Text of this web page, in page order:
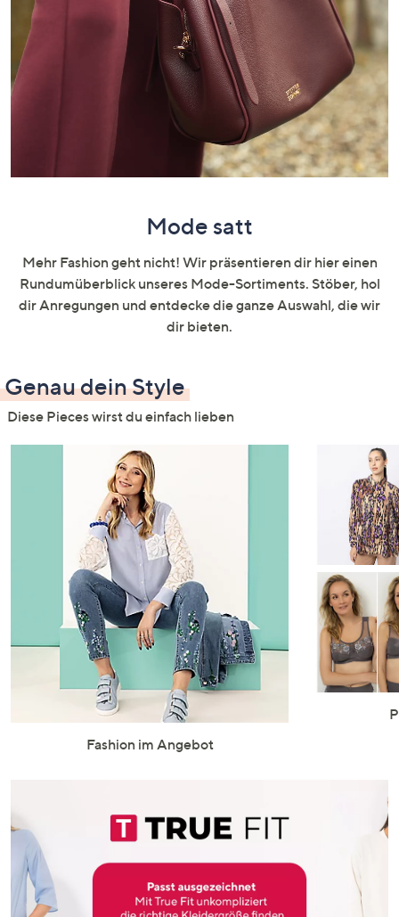
oder
wischen
Sie
auf
anzuzeigen.
Mode satt
Mehr Fashion geht nicht! Wir präsentieren dir hier einen
Rundumüberblick unseres Mode-Sortiments. Stöber, hol
dir Anregungen und entdecke die ganze Auswahl, die wir
dir bieten.
Genau dein Style
Diese Pieces wirst du einfach lieben
Fashion im Angebot